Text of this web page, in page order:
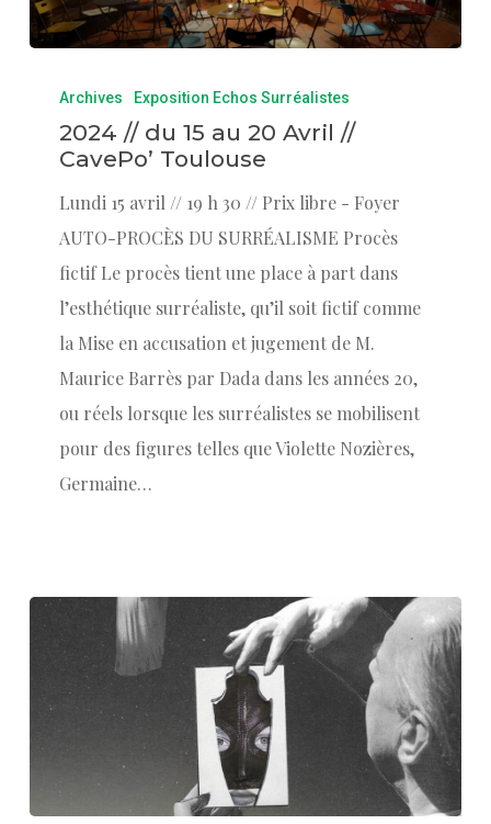
Archives Exposition Echos Surréalistes
2024 // du 15 au 20 Avril //
CavePo’ Toulouse
Lundi 15 avril // 19 h 30 // Prix libre - Foyer
AUTO-PROCÈS DU SURRÉALISME Procès
fictif Le procès tient une place à part dans
l’esthétique surréaliste, qu’il soit fictif comme
la Mise en accusation et jugement de M.
Maurice Barrès par Dada dans les années 20,
ou réels lorsque les surréalistes se mobilisent
pour des figures telles que Violette Nozières,
Germaine…